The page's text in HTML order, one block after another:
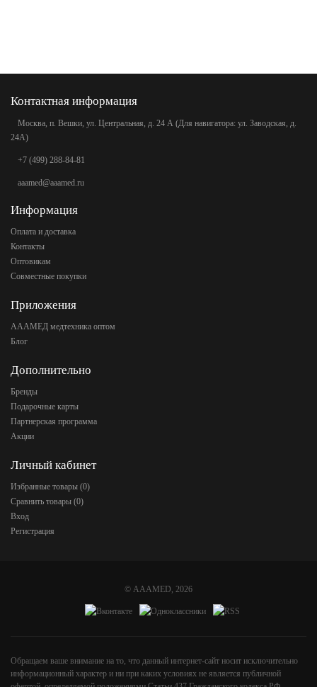
Контактная информация
Москва, п. Вешки, ул. Центральная, д. 24 А (Для навигатора: ул. Заводская, д.
24А)
+7 (499) 288-84-81
aaamed@aaamed.ru
Информация
Оплата и доставка
Контакты
Оптовикам
Совместные покупки
Приложения
АААМЕД медтехника оптом
Блог
Дополнительно
Бренды
Подарочные карты
Партнерская программа
Акции
Личный кабинет
Избранные товары (0)
Сравнить товары (0)
Вход
Регистрация
© AAAMED, 2026
Обращаем ваше внимание на то, что данный интернет-сайт носит исключительно
информационный характер и ни при каких условиях не является публичной